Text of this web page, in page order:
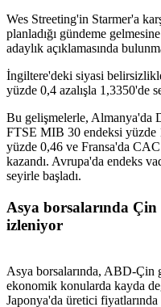
Wes Streeting'in Starmer'a
planladığı gündeme
adaylık açıklamasında
İngiltere'deki siyasi
yüzde 0,4 azalışla 1,3350'de
Bu gelişmelerle, Almanya'da
FTSE MIB 30 endeksi yüzde
yüzde 0,46 ve Fransa'da
kazandı. Avrupa'da endeks
seyirle başladı.
Asya borsalarında
izleniyor
Asya borsalarında, ABD-Çin
ekonomik konularda kayda
Japonya'da üretici